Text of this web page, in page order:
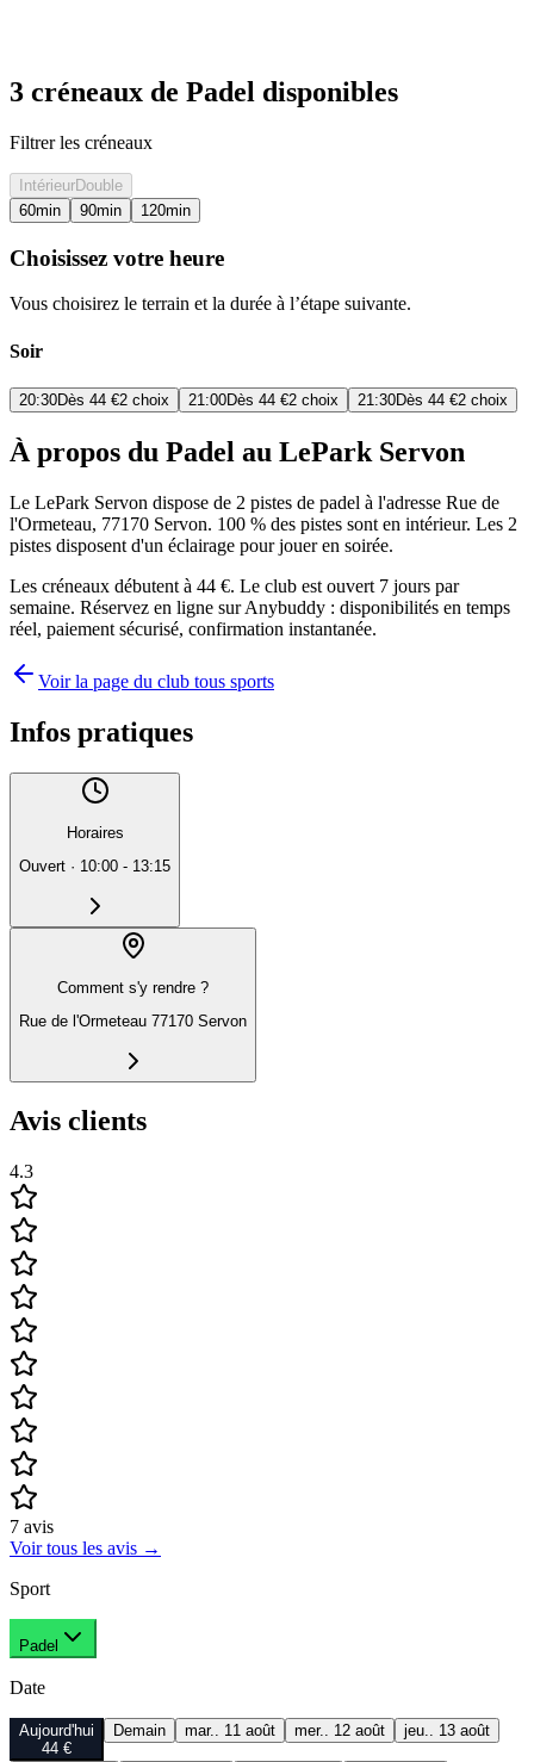
3 créneaux de Padel disponibles
Filtrer les créneaux
IntérieurDouble
60min 90min 120min
Choisissez votre heure
Vous choisirez le terrain et la durée à l’étape suivante.
Soir
20:30Dès 44 €2 choix 21:00Dès 44 €2 choix 21:30Dès 44 €2 choix
À propos du Padel au LePark Servon
Le LePark Servon dispose de 2 pistes de padel à l'adresse Rue de
l'Ormeteau, 77170 Servon. 100 % des pistes sont en intérieur. Les 2
pistes disposent d'un éclairage pour jouer en soirée.
Les créneaux débutent à 44 €. Le club est ouvert 7 jours par
semaine. Réservez en ligne sur Anybuddy : disponibilités en temps
réel, paiement sécurisé, confirmation instantanée.
Voir la page du club tous sports
Infos pratiques
Horaires
Ouvert · 10:00 - 13:15
Comment s'y rendre ?
Rue de l'Ormeteau 77170 Servon
Avis clients
4.3
7 avis
Voir tous les avis →
Sport
Padel
Date
Aujourd'hui
44 €
Demain mar.. 11 août mer.. 12 août jeu.. 13 août